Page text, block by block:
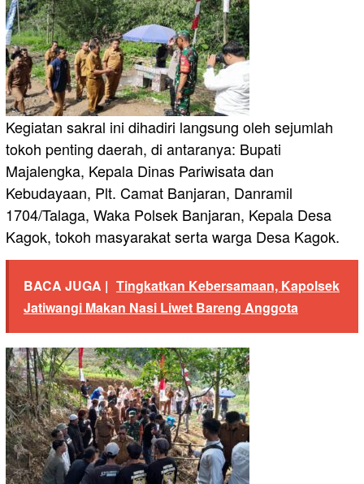
Kegiatan sakral ini dihadiri langsung oleh sejumlah
tokoh penting daerah, di antaranya: Bupati
Majalengka, Kepala Dinas Pariwisata dan
Kebudayaan, Plt. Camat Banjaran, Danramil
1704/Talaga, Waka Polsek Banjaran, Kepala Desa
Kagok, tokoh masyarakat serta warga Desa Kagok.
BACA JUGA | Tingkatkan Kebersamaan, Kapolsek
Jatiwangi Makan Nasi Liwet Bareng Anggota